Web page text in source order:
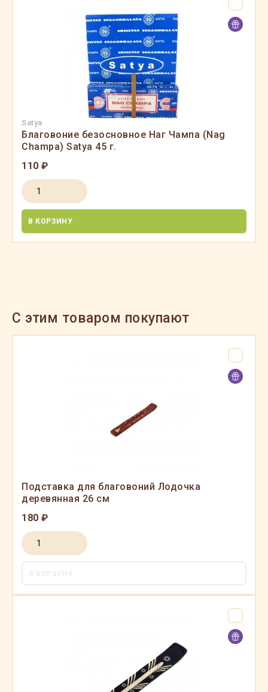
Satya
Благовоние безосновное Наг Чампа (Nag
Champa) Satya 45 г.
110 ₽
В КОРЗИНУ
C этим товаром покупают
Подставка для благовоний Лодочка
деревянная 26 см
180 ₽
В КОРЗИНУ